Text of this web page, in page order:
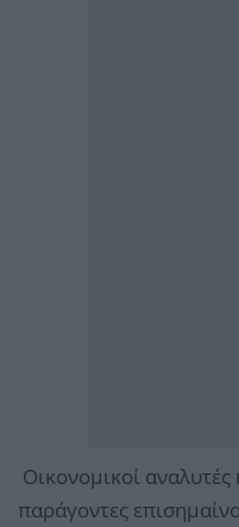
Οικονομικοί αναλυτές
παράγοντες